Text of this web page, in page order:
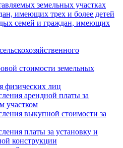
земельных участках
имеющих трех и более детей
семей и граждан, имеющих
стоимости земельных
физических лиц
арендной платы за
участком
выкупной стоимости за
платы за установку и
конструкции